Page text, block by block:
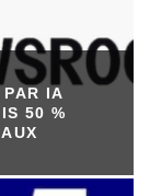
PAR IA
50 %